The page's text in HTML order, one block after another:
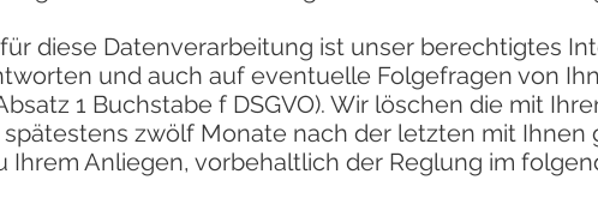
diese Datenverarbeitung ist unser berechtigtes
und auch auf eventuelle Folgefragen von
1 Buchstabe f DSGVO). Wir löschen die mit
zwölf Monate nach der letzten mit Ihnen
Ihrem Anliegen, vorbehaltlich der Reglung im